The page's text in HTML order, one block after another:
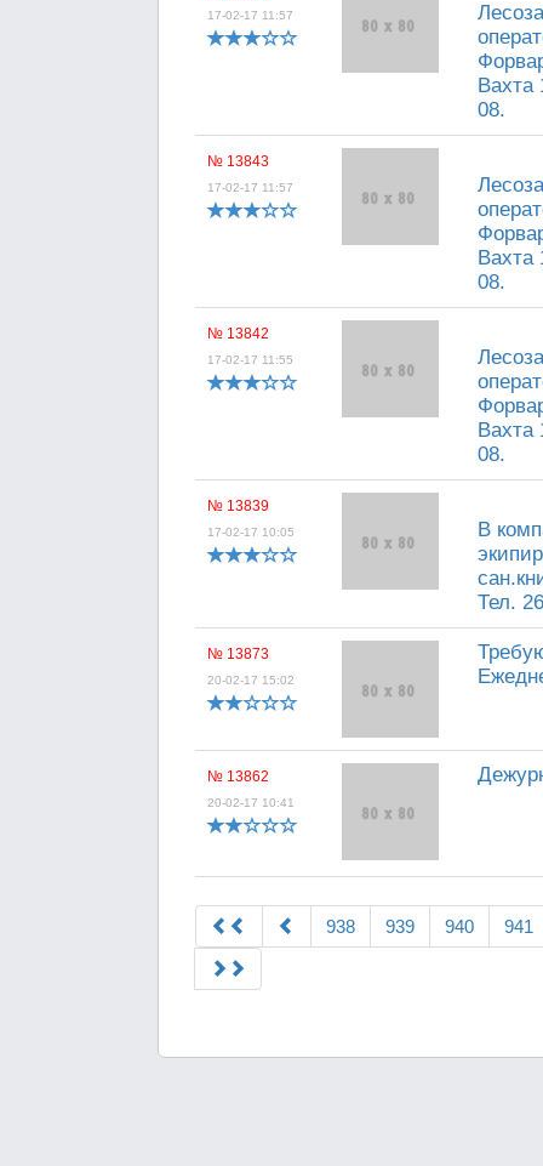
17-02-17 11:57
Вахта
08.
№ 13843
17-02-17 11:57
Вахта
08.
№ 13842
17-02-17 11:55
Вахта
08.
№ 13839
17-02-17 10:05
В
Тел.
№ 13873
20-02-17 15:02
№ 13862
20-02-17 10:41
938 939 940 941